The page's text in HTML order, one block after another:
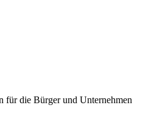
für die Bürger und Unternehmen